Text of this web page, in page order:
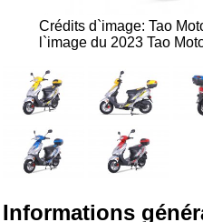
Crédits d`image: Tao
l`image du 2023 Tao
Informations